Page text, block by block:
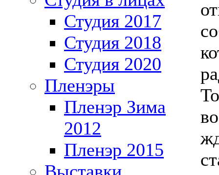
Студия 2017
Студия 2018
Студия 2020
Пленэры
Пленэр Зима
2012
Пленэр 2015